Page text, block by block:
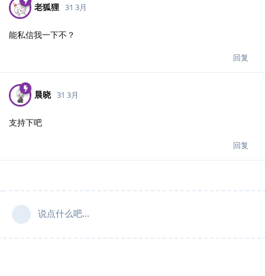
老狐狸 31 3月
能私信我一下不？
回复
晨晓 31 3月
支持下吧
回复
说点什么吧...